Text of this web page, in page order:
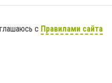
с Правилами сайта